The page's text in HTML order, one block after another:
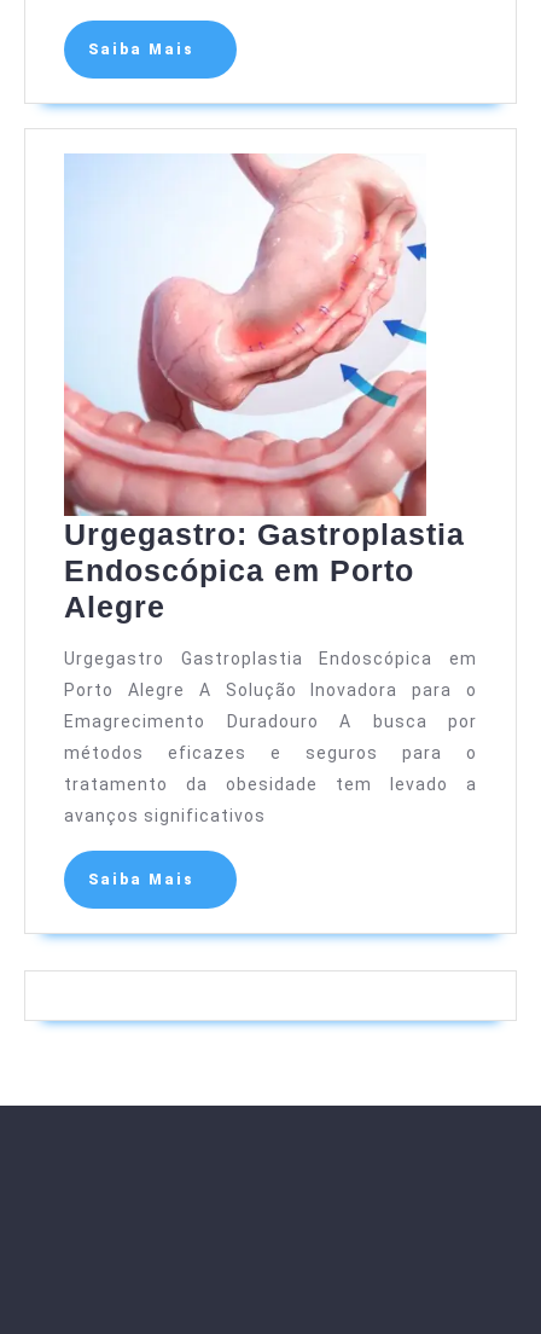
Saiba Mais
Urgegastro: Gastroplastia
Endoscópica em Porto
Alegre
Urgegastro Gastroplastia Endoscópica em
Porto Alegre A Solução Inovadora para o
Emagrecimento Duradouro A busca por
métodos eficazes e seguros para o
tratamento da obesidade tem levado a
avanços significativos
Saiba Mais